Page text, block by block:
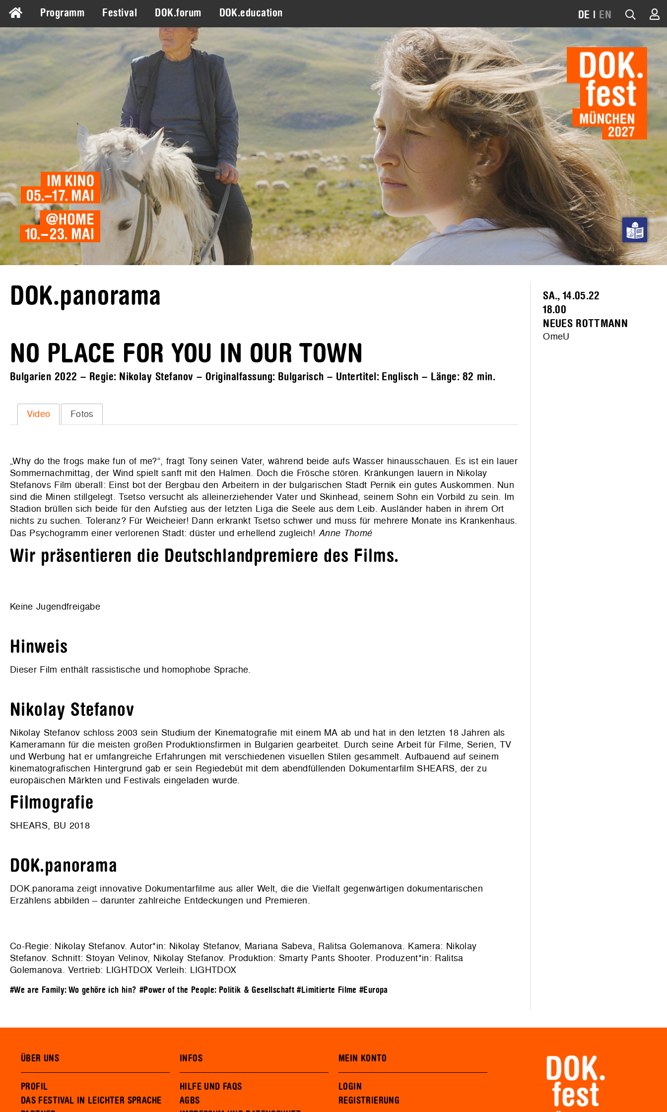
Programm Festival DOK.forum DOK.education DE | EN
DOK.panorama
NO PLACE FOR YOU IN OUR TOWN
Bulgarien 2022 – Regie: Nikolay Stefanov – Originalfassung: Bulgarisch – Untertitel: Englisch – Länge: 82 min.
Video Fotos
„Why do the frogs make fun of me?“, fragt Tony seinen Vater, während beide aufs Wasser hinausschauen. Es ist ein lauer
Sommernachmittag, der Wind spielt sanft mit den Halmen. Doch die Frösche stören. Kränkungen lauern in Nikolay
Stefanovs Film überall: Einst bot der Bergbau den Arbeitern in der bulgarischen Stadt Pernik ein gutes Auskommen. Nun
sind die Minen stillgelegt. Tsetso versucht als alleinerziehender Vater und Skinhead, seinem Sohn ein Vorbild zu sein. Im
Stadion brüllen sich beide für den Aufstieg aus der letzten Liga die Seele aus dem Leib. Ausländer haben in ihrem Ort
nichts zu suchen. Toleranz? Für Weicheier! Dann erkrankt Tsetso schwer und muss für mehrere Monate ins Krankenhaus.
Das Psychogramm einer verlorenen Stadt: düster und erhellend zugleich! Anne Thomé
Wir präsentieren die Deutschlandpremiere des Films.
Keine Jugendfreigabe
Hinweis
Dieser Film enthält rassistische und homophobe Sprache.
Nikolay Stefanov
Nikolay Stefanov schloss 2003 sein Studium der Kinematografie mit einem MA ab und hat in den letzten 18 Jahren als
Kameramann für die meisten großen Produktionsfirmen in Bulgarien gearbeitet. Durch seine Arbeit für Filme, Serien, TV
und Werbung hat er umfangreiche Erfahrungen mit verschiedenen visuellen Stilen gesammelt. Aufbauend auf seinem
kinematografischen Hintergrund gab er sein Regiedebüt mit dem abendfüllenden Dokumentarfilm SHEARS, der zu
europäischen Märkten und Festivals eingeladen wurde.
Filmografie
SHEARS, BU 2018
DOK.panorama
DOK.panorama zeigt innovative Dokumentarfilme aus aller Welt, die die Vielfalt gegenwärtigen dokumentarischen
Erzählens abbilden – darunter zahlreiche Entdeckungen und Premieren.
Co-Regie: Nikolay Stefanov. Autor*in: Nikolay Stefanov, Mariana Sabeva, Ralitsa Golemanova. Kamera: Nikolay
Stefanov. Schnitt: Stoyan Velinov, Nikolay Stefanov. Produktion: Smarty Pants Shooter. Produzent*in: Ralitsa
Golemanova. Vertrieb: LIGHTDOX Verleih: LIGHTDOX
#We are Family: Wo gehöre ich hin? #Power of the People: Politik & Gesellschaft #Limitierte Filme #Europa
SA., 14.05.22
18.00
NEUES ROTTMANN
OmeU
ÜBER UNS
PROFIL
DAS FESTIVAL IN LEICHTER SPRACHE
INFOS
HILFE UND FAQS
AGBS
MEIN KONTO
LOGIN
REGISTRIERUNG